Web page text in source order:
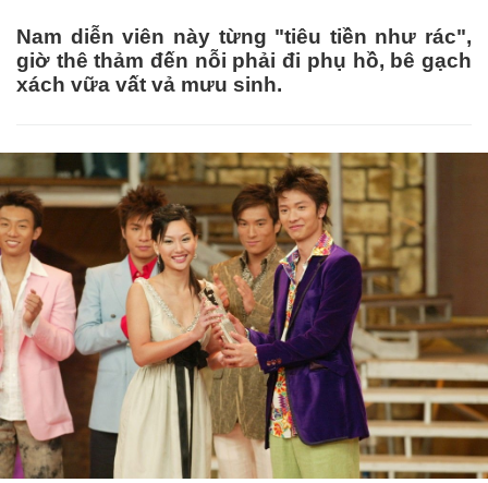
Nam diễn viên này từng "tiêu tiền như rác",
giờ thê thảm đến nỗi phải đi phụ hồ, bê gạch
xách vữa vất vả mưu sinh.